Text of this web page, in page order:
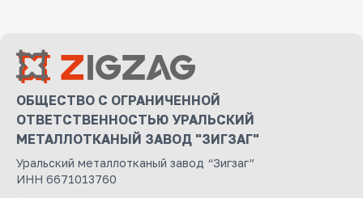
ОБЩЕСТВО С ОГРАНИЧЕННОЙ
ОТВЕТСТВЕННОСТЬЮ УРАЛЬСКИЙ
МЕТАЛЛОТКАНЫЙ ЗАВОД "ЗИГЗАГ"
Уральский металлотканый завод “Зигзаг”
ИНН 6671013760